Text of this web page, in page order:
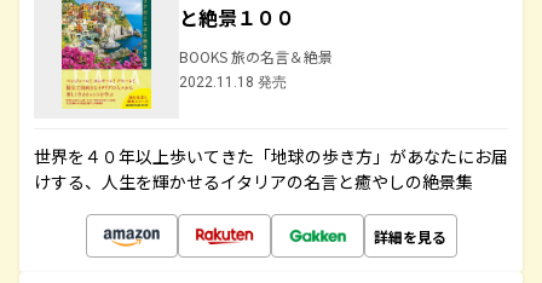
と絶景１００
BOOKS 旅の名言＆絶景
2022.11.18 発売
世界を４０年以上歩いてきた「地球の歩き方」があなたにお届
けする、人生を輝かせるイタリアの名言と癒やしの絶景集
詳細を見る